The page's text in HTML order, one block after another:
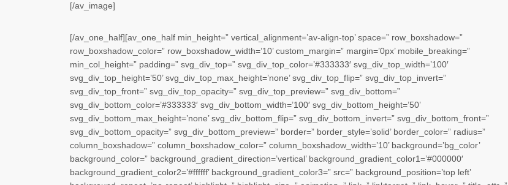
[/av_image]
[/av_one_half][av_one_half min_height=” vertical_alignment=’av-align-top’ space=” row_boxshadow=”
row_boxshadow_color=” row_boxshadow_width=’10’ custom_margin=” margin=’0px’ mobile_breaking=”
min_col_height=” padding=” svg_div_top=” svg_div_top_color=’#333333′ svg_div_top_width=’100′
svg_div_top_height=’50’ svg_div_top_max_height=’none’ svg_div_top_flip=” svg_div_top_invert=”
svg_div_top_front=” svg_div_top_opacity=” svg_div_top_preview=” svg_div_bottom=”
svg_div_bottom_color=’#333333′ svg_div_bottom_width=’100′ svg_div_bottom_height=’50’
svg_div_bottom_max_height=’none’ svg_div_bottom_flip=” svg_div_bottom_invert=” svg_div_bottom_front=”
svg_div_bottom_opacity=” svg_div_bottom_preview=” border=” border_style=’solid’ border_color=” radius=”
column_boxshadow=” column_boxshadow_color=” column_boxshadow_width=’10’ background=’bg_color’
background_color=” background_gradient_direction=’vertical’ background_gradient_color1=’#000000′
background_gradient_color2=’#ffffff’ background_gradient_color3=” src=” background_position=’top left’